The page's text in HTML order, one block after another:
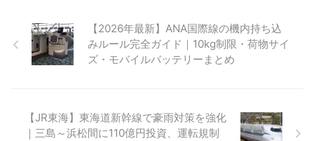
【2026年最新】ANA国際線の機内持ち込
みルール完全ガイド｜10kg制限・荷物サイ
ズ・モバイルバッテリーまとめ
【JR東海】東海道新幹線で豪雨対策を強化
｜三島～浜松間に110億円投資、運転規制